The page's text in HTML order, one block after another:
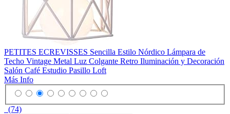
PETITES ECREVISSES Sencilla Estilo Nórdico Lámpara de
Techo Vintage Metal Luz Colgante Retro Iluminación y Decoración
Salón Café Estudio Pasillo Loft
Más Info
(74)